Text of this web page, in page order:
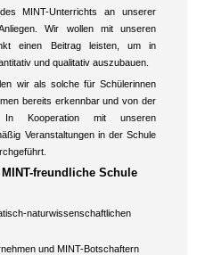
MINT-Unterrichts an unserer
Wir wollen mit unseren
einen Beitrag leisten, um in
und qualitativ auszubauen.
wir als solche für Schülerinnen
bereits erkennbar und von der
Kooperation mit unseren
Veranstaltungen in der Schule
freundliche Schule
naturwissenschaftlichen
und MINT-Botschaftern